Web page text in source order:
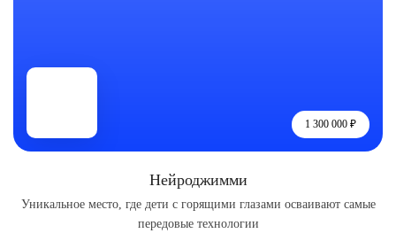
1 300 000 ₽
Нейроджимми
Уникальное место, где дети с горящими глазами осваивают самые
передовые технологии